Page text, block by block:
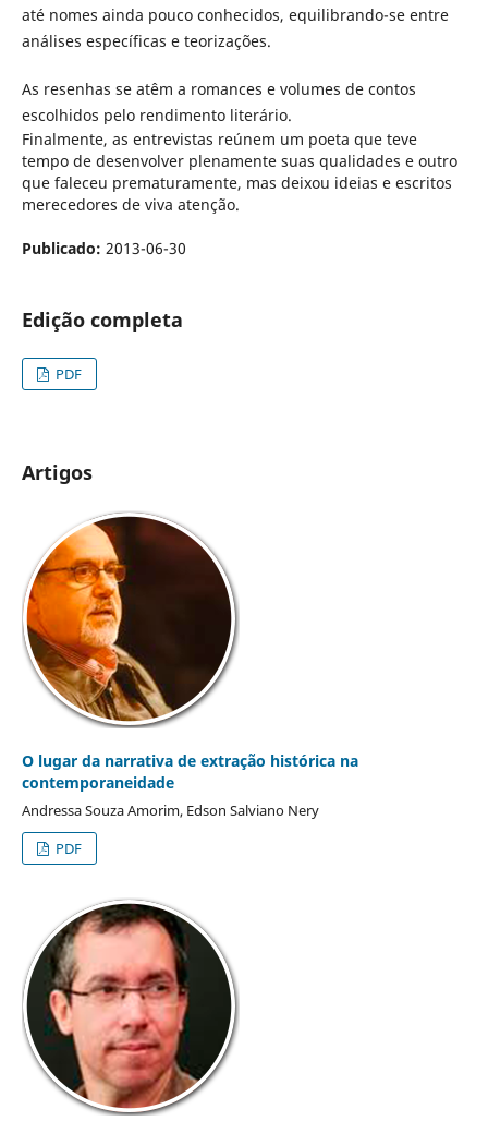
até nomes ainda pouco conhecidos, equilibrando-se entre
análises específicas e teorizações.
As resenhas se atêm a romances e volumes de contos
escolhidos pelo rendimento literário.
Finalmente, as entrevistas reúnem um poeta que teve
tempo de desenvolver plenamente suas qualidades e outro
que faleceu prematuramente, mas deixou ideias e escritos
merecedores de viva atenção.
Publicado: 2013-06-30
Edição completa
PDF
Artigos
O lugar da narrativa de extração histórica na
contemporaneidade
Andressa Souza Amorim, Edson Salviano Nery
PDF